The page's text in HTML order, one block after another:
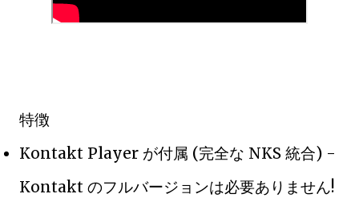
特徴
Kontakt Player が付属 (完全な NKS 統合) -
Kontakt のフルバージョンは必要ありません!